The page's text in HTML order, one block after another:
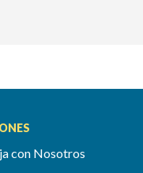
con Nosotros